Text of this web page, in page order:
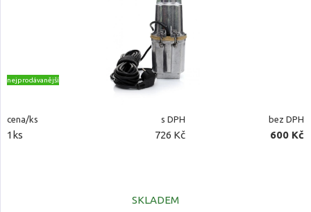
nejprodávanější
cena/ks s DPH bez DPH
1ks 726 Kč 600 Kč
SKLADEM